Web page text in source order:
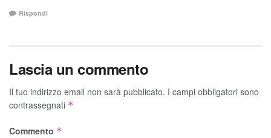
Rispondi
Lascia un commento
Il tuo indirizzo email non sarà pubblicato. I campi obbligatori sono
contrassegnati *
Commento *